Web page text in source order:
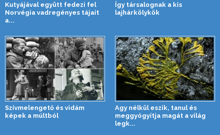
Kutyájával együtt fedezi fel
Norvégia vadregényes tájait
a...
Így társalognak a kis
lajhárkölykök
Szívmelengető és vidám
képek a múltból
Agy nélkül eszik, tanul és
meggyógyítja magát a világ
legk...